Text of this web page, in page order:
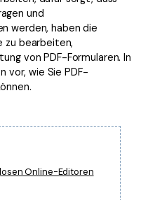
von kostenlosen Vorlagen.
und
werden, haben die
zu bearbeiten,
von PDF-Formularen. In
vor, wie Sie PDF-
Online-Editoren